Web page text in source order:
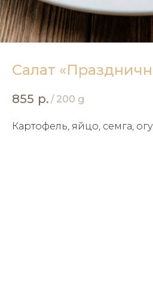
Салат
855 р. / 200 g
Картофель, яйцо, семга,